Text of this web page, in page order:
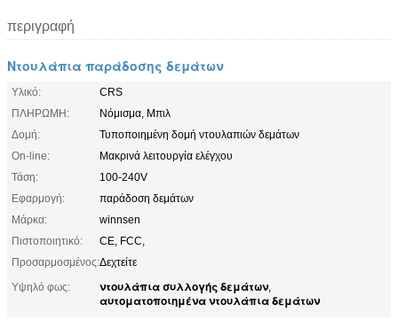
περιγραφή
Ντουλάπια παράδοσης δεμάτων
Υλικό:
CRS
ΠΛΗΡΩΜΗ:
Νόμισμα, Μπιλ
Δομή:
Τυποποιημένη δομή ντουλαπιών δεμάτων
On-line:
Μακρινά λειτουργία ελέγχου
Τάση:
100-240V
Εφαρμογή:
παράδοση δεμάτων
Μάρκα:
winnsen
Πιστοποιητικό:
CE, FCC,
Προσαρμοσμένος:Δεχτείτε
Υψηλό φως:
ντουλάπια συλλογής δεμάτων,
αυτοματοποιημένα ντουλάπια δεμάτων